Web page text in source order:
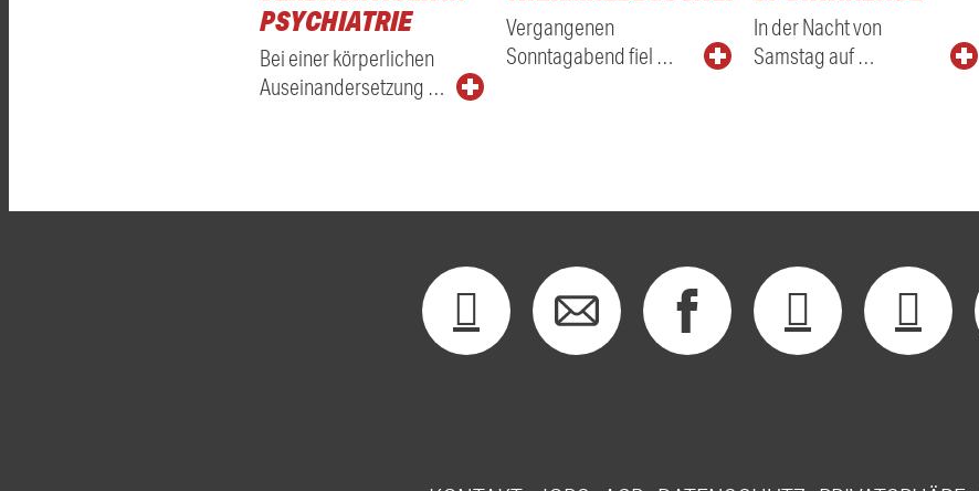
PSYCHIATRIE
Bei einer körperlichen
Auseinandersetzung …
Vergangenen
Sonntagabend fiel …
In der Nacht von
Samstag auf …